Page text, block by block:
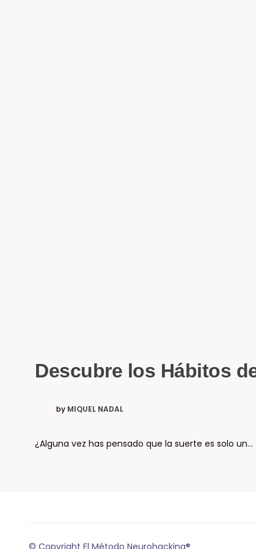
Descubre los Hábitos
by MIQUEL NADAL
¿Alguna vez has pensado que la suerte es solo un…
© Copyright El Método Neurohacking®